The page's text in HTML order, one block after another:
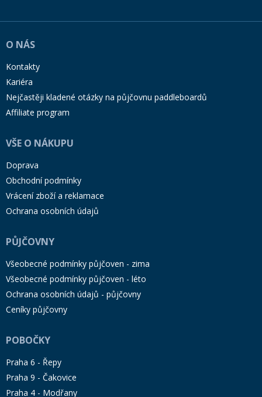
O NÁS
Kontakty
Kariéra
Nejčastěji kladené otázky na půjčovnu paddleboardů
Affiliate program
VŠE O NÁKUPU
Doprava
Obchodní podmínky
Vrácení zboží a reklamace
Ochrana osobních údajů
PŮJČOVNY
Všeobecné podmínky půjčoven - zima
Všeobecné podmínky půjčoven - léto
Ochrana osobních údajů - půjčovny
Ceníky půjčovny
POBOČKY
Praha 6 - Řepy
Praha 9 - Čakovice
Praha 4 - Modřany